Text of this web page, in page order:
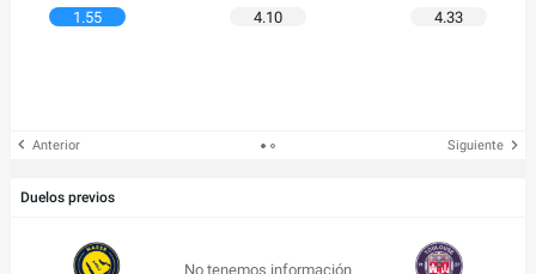
1.55 4.10 4.33
Anterior Siguiente
Duelos previos
No tenemos información